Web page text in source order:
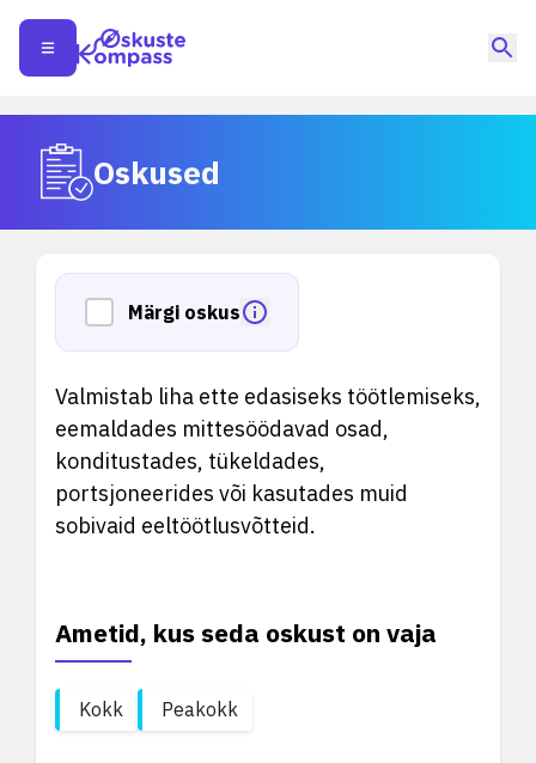
Oskused
Märgi oskus
Valmistab liha ette edasiseks töötlemiseks,
eemaldades mittesöödavad osad,
konditustades, tükeldades,
portsjoneerides või kasutades muid
sobivaid eeltöötlusvõtteid.
Ametid, kus seda oskust on vaja
Kokk Peakokk